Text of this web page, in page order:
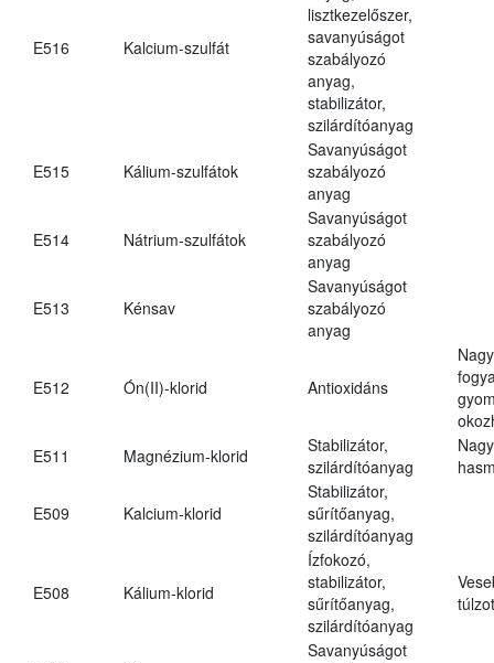
E516 Kalcium-szulfát
lisztkezelőszer,
savanyúságot
szabályozó
anyag,
stabilizátor,
szilárdítóanyag
E515 Kálium-szulfátok
Savanyúságot
szabályozó
anyag
E514 Nátrium-szulfátok
Savanyúságot
szabályozó
anyag
E513 Kénsav
Savanyúságot
szabályozó
anyag
E512 Ón(II)-klorid Antioxidáns
E511
Magnézium-klorid
Stabilizátor,
szilárdítóanyag
E509 Kalcium-klorid
Stabilizátor,
sűrítőanyag,
szilárdítóanyag
E508 Kálium-klorid
Ízfokozó,
stabilizátor,
sűrítőanyag,
szilárdítóanyag
Savanyúságot